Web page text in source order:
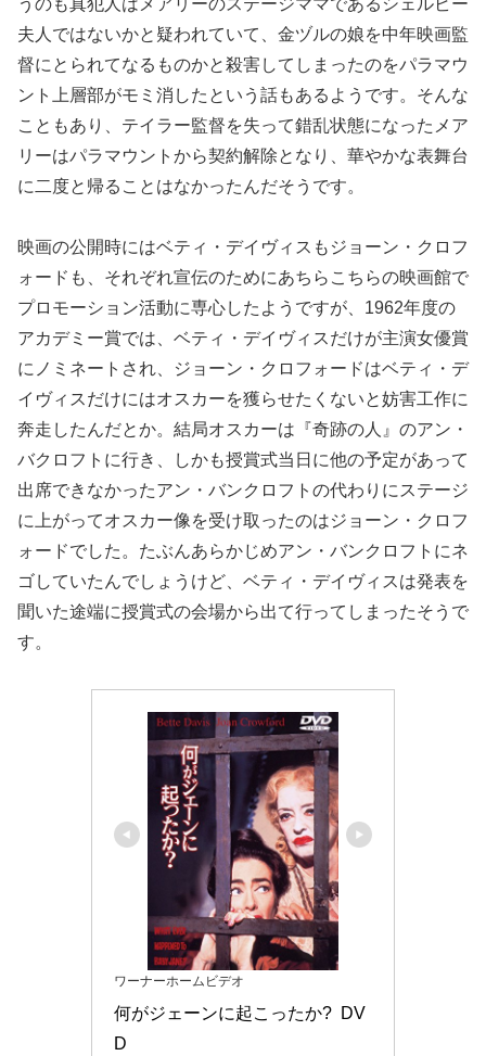
夫人ではないかと疑われていて、金ヅルの娘を中年映画監
督にとられてなるものかと殺害してしまったのをパラマウ
ント上層部がモミ消したという話もあるようです。そんな
こともあり、テイラー監督を失って錯乱状態になったメア
リーはパラマウントから契約解除となり、華やかな表舞台
に二度と帰ることはなかったんだそうです。
映画の公開時にはベティ・デイヴィスもジョーン・クロフ
ォードも、それぞれ宣伝のためにあちらこちらの映画館で
プロモーション活動に専心したようですが、1962年度の
アカデミー賞では、ベティ・デイヴィスだけが主演女優賞
にノミネートされ、ジョーン・クロフォードはベティ・デ
イヴィスだけにはオスカーを獲らせたくないと妨害工作に
奔走したんだとか。結局オスカーは『奇跡の人』のアン・
バクロフトに行き、しかも授賞式当日に他の予定があって
出席できなかったアン・バンクロフトの代わりにステージ
に上がってオスカー像を受け取ったのはジョーン・クロフ
ォードでした。たぶんあらかじめアン・バンクロフトにネ
ゴしていたんでしょうけど、ベティ・デイヴィスは発表を
聞いた途端に授賞式の会場から出て行ってしまったそうで
す。
ワーナーホームビデオ
何がジェーンに起こったか?  DV
D